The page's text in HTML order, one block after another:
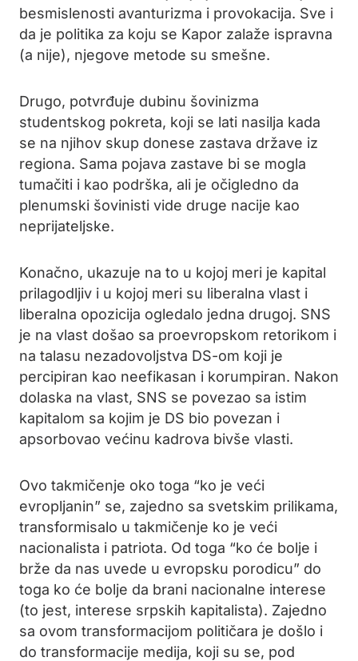
besmislenosti avanturizma i provokacija. Sve i
da je politika za koju se Kapor zalaže ispravna
(a nije), njegove metode su smešne.
Drugo, potvrđuje dubinu šovinizma
studentskog pokreta, koji se lati nasilja kada
se na njihov skup donese zastava države iz
regiona. Sama pojava zastave bi se mogla
tumačiti i kao podrška, ali je očigledno da
plenumski šovinisti vide druge nacije kao
neprijateljske.
Konačno, ukazuje na to u kojoj meri je kapital
prilagodljiv i u kojoj meri su liberalna vlast i
liberalna opozicija ogledalo jedna drugoj. SNS
je na vlast došao sa proevropskom retorikom i
na talasu nezadovoljstva DS-om koji je
percipiran kao neefikasan i korumpiran. Nakon
dolaska na vlast, SNS se povezao sa istim
kapitalom sa kojim je DS bio povezan i
apsorbovao većinu kadrova bivše vlasti.
Ovo takmičenje oko toga “ko je veći
evropljanin” se, zajedno sa svetskim prilikama,
transformisalo u takmičenje ko je veći
nacionalista i patriota. Od toga “ko će bolje i
brže da nas uvede u evropsku porodicu” do
toga ko će bolje da brani nacionalne interese
(to jest, interese srpskih kapitalista). Zajedno
sa ovom transformacijom političara je došlo i
do transformacije medija, koji su se, pod